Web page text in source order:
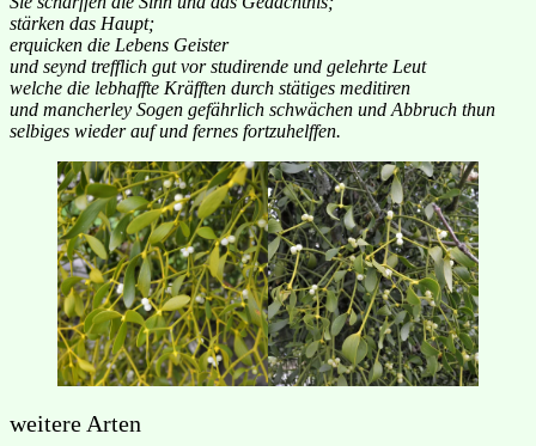
stärken das Haupt;
erquicken die Lebens Geister
und seynd trefflich gut vor studirende und gelehrte Leut
welche die lebhaffte Kräfften durch stätiges meditiren
und mancherley Sogen gefährlich schwächen und Abbruch thun
selbiges wieder auf und fernes fortzuhelffen.
weitere Arten